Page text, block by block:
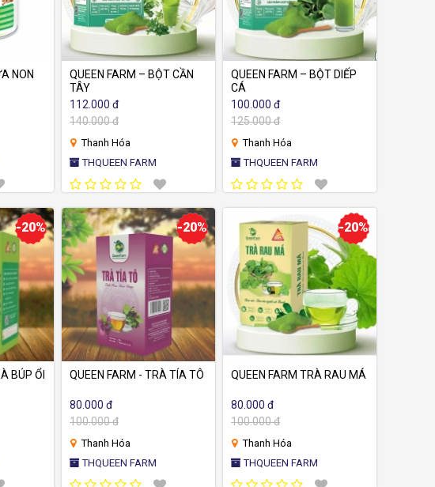
NON
QUEEN FARM – BỘT CẦN
TÂY
112.000 đ
140.000 đ
Thanh Hóa
THQUEEN FARM
QUEEN FARM – BỘT DIẾP
CÁ
100.000 đ
125.000 đ
Thanh Hóa
THQUEEN FARM
-20%
BÚP ỔI
-20%
QUEEN FARM - TRÀ TÍA TÔ
80.000 đ
100.000 đ
Thanh Hóa
THQUEEN FARM
-20%
QUEEN FARM TRÀ RAU MÁ
80.000 đ
100.000 đ
Thanh Hóa
THQUEEN FARM